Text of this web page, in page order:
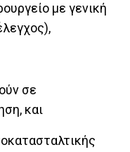
με γενική
σε
και